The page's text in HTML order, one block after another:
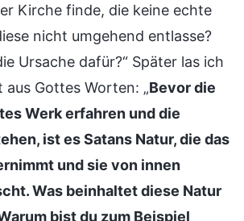
Kirche finde, die keine echte
nicht umgehend entlasse?
Ursache dafür?“ Später las ich
Gottes Worten: „Bevor die
Werk erfahren und die
ist es Satans Natur, die das
und sie von innen
Was beinhaltet diese Natur
bist du zum Beispiel